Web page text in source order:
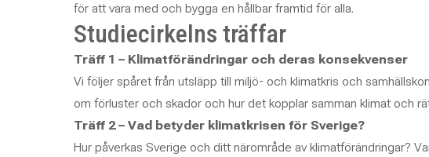
för att vara med och bygga en hållbar framtid för alla.
Studiecirkelns träffar
Träff 1 – Klimatförändringar och deras konsekvenser
Vi följer spåret från utsläpp till miljö- och klimatkris och
om förluster och skador och hur det kopplar samman klimat och
Träff 2 – Vad betyder klimatkrisen för Sverige?
Hur påverkas Sverige och ditt närområde av klimatförändringar?